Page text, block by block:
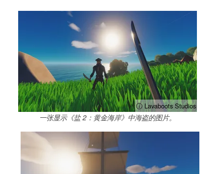
ⓘ Lavaboots Studios
一张显示《盐 2：黄金海岸》中海盗的图片。